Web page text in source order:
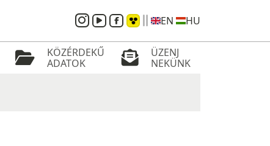
EN HU
KÖZÉRDEKŰ
ADATOK
ÜZENJ
NEKÜNK